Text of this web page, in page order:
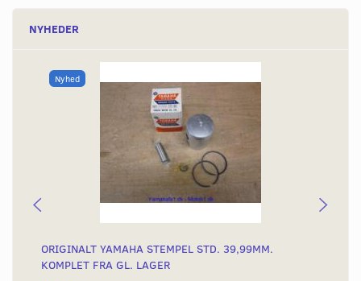
NYHEDER
Nyhed
ORIGINALT YAMAHA STEMPEL STD. 39,99MM.
KOMPLET FRA GL. LAGER